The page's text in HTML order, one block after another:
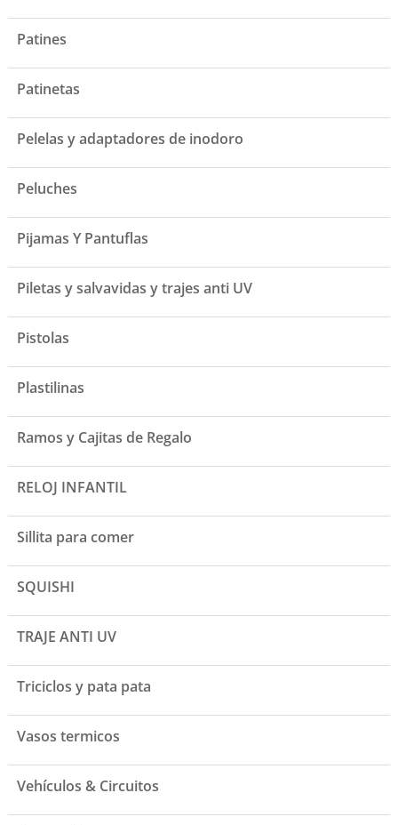
Patines
Patinetas
Pelelas y adaptadores de inodoro
Peluches
Pijamas Y Pantuflas
Piletas y salvavidas y trajes anti UV
Pistolas
Plastilinas
Ramos y Cajitas de Regalo
RELOJ INFANTIL
Sillita para comer
SQUISHI
TRAJE ANTI UV
Triciclos y pata pata
Vasos termicos
Vehículos & Circuitos